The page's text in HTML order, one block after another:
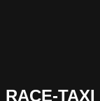
RACE-TAXI